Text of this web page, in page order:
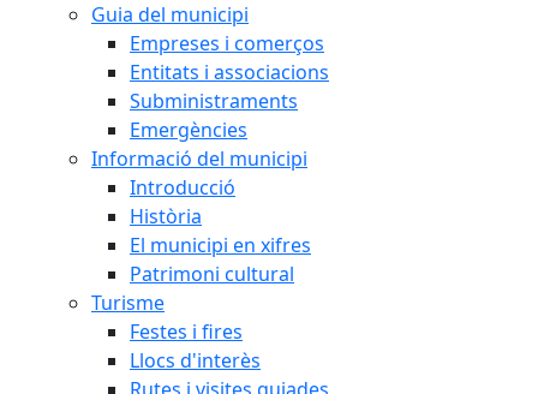
Guia del municipi
Empreses i comerços
Entitats i associacions
Subministraments
Emergències
Informació del municipi
Introducció
Història
El municipi en xifres
Patrimoni cultural
Turisme
Festes i fires
Llocs d'interès